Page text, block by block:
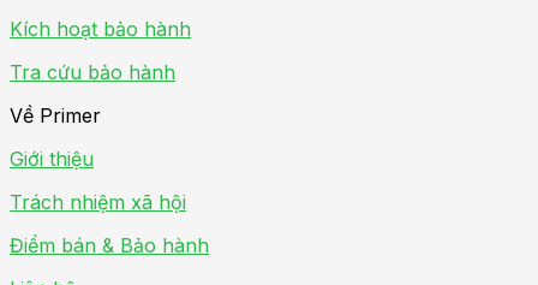
Kích hoạt bảo hành
Tra cứu bảo hành
Về Primer
Giới thiệu
Trách nhiệm xã hội
Điểm bán & Bảo hành